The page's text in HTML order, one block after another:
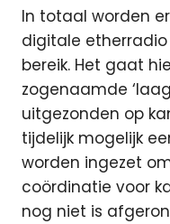
In totaal worden
digitale
bereik. Het gaat
zogenaamde
uitgezonden op
tijdelijk mogelijk
worden ingezet
coördinatie voor
nog niet is